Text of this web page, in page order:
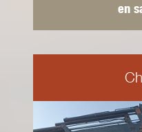
en